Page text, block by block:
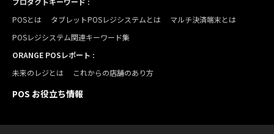
POSとは
タブレットPOSレジシステムとは
マルチ決済端末とは
POSレジシステム関連キーワード集
ORANGE POSレポート :
未来のレジとは
これからの店舗のあり方
POS お役立ち情報